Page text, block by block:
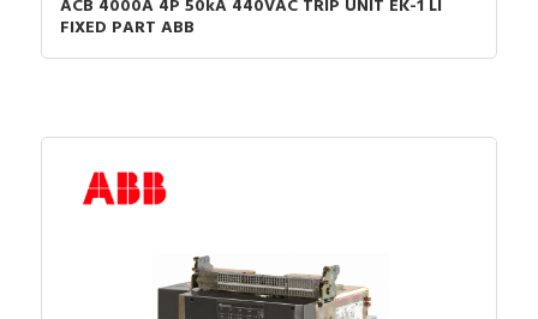
ACB 4000A 4P 50kA 440VAC TRIP UNIT EK-1 LI
FIXED PART ABB